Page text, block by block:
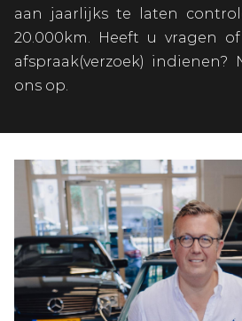
aan jaarlijks te laten
20.000km. Heeft u vragen
afspraak(verzoek) indienen?
ons op.